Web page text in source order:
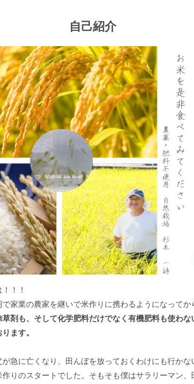
自己紹介
！！
家業の農家を継いで米作りに携わるようになって
草剤も、そして化学肥料だけでなく有機肥料も使わ
ます。
急に亡くなり、田んぼを放っておくわけにも行か
りのスタートでした。そもそも僕はサラリーマン、